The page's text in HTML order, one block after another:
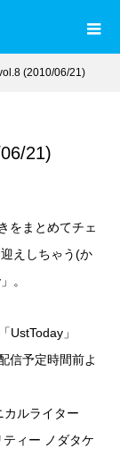
(2010/06/21)
21)
をまとめてチェ
えしちゃう(か
。
UstToday」
信予定時間前よ
カルライター
ィー ノダタケ